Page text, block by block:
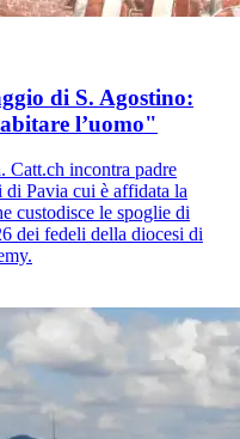
di S. Agostino:
l’uomo"
Catt.ch incontra padre
Pavia cui è affidata la
custodisce le spoglie di
dei fedeli della diocesi di